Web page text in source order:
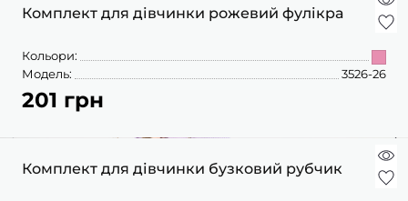
Комплект для дівчинки рожевий фулікра
Кольори:
Модель:
3526-26
201 грн
Комплект для дівчинки бузковий рубчик